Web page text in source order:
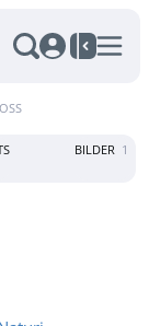
BILDER 1